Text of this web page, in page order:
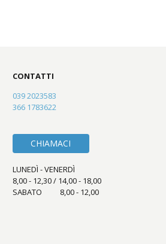
CONTATTI
039 2023583
366 1783622
CHIAMACI
LUNEDÌ - VENERDÌ
8,00 - 12,30 / 14,00 - 18,00
SABATO 8,00 - 12,00